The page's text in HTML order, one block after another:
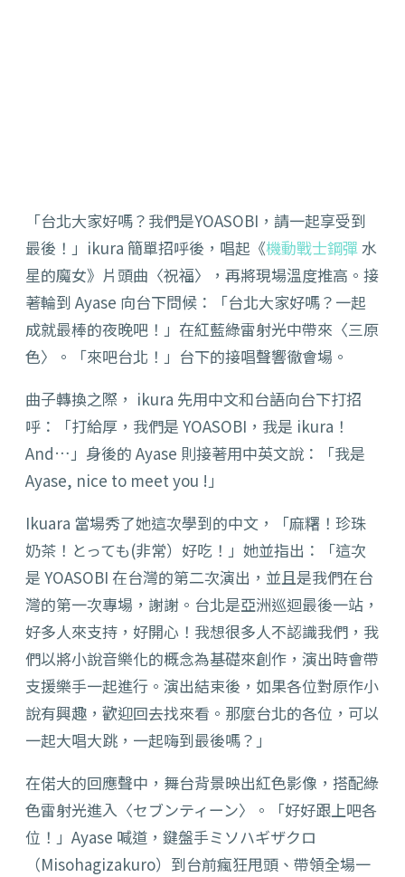
「台北大家好嗎？我們是YOASOBI，請一起享受到
最後！」ikura 簡單招呼後，唱起《機動戰士鋼彈水
星的魔女》片頭曲 〈祝福〉
，再將現場溫度推高。接
著輪到 Ayase 向台下問候：「台北大家好嗎？一起
成就最棒的夜晚吧！」在紅藍綠雷射光中帶來 〈三原
色〉
。「來吧台北！」台下的接唱聲響徹會場。
曲子轉換之際， ikura 先用中文和台語向台下打招
呼：「打給厚，我們是 YOASOBI，我是 ikura！
And…」身後的 Ayase 則接著用中英文說：「我是
Ayase, nice to meet you !」
Ikuara 當場秀了她這次學到的中文，「麻糬！珍珠
奶茶！とっても(非常）好吃！」她並指出：「這次
是 YOASOBI 在台灣的第二次演出，並且是我們在台
灣的第一次專場，謝謝。台北是亞洲巡迴最後一站，
好多人來支持，好開心！我想很多人不認識我們，我
們以將小說音樂化的概念為基礎來創作，演出時會帶
支援樂手一起進行。演出結束後，如果各位對原作小
說有興趣，歡迎回去找來看。那麼台北的各位，可以
一起大唱大跳，一起嗨到最後嗎？」
在偌大的回應聲中，舞台背景映出紅色影像，搭配綠
色雷射光進入〈セブンティーン〉。「好好跟上吧各
位！」Ayase 喊道，鍵盤手ミソハギザクロ
（Misohagizakuro）到台前瘋狂甩頭、帶領全場一